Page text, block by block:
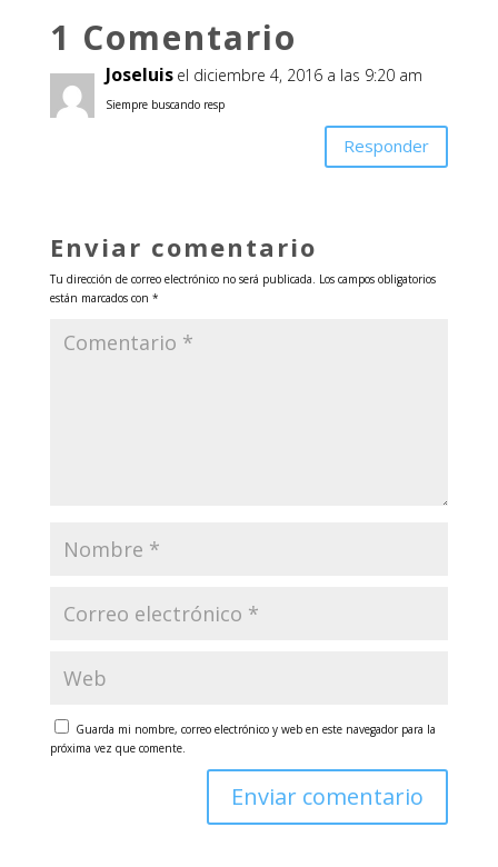
1 Comentario
Joseluis el diciembre 4, 2016 a las 9:20 am
Siempre buscando resp
Responder
Enviar comentario
Tu dirección de correo electrónico no será publicada. Los campos obligatorios
están marcados con *
Guarda mi nombre, correo electrónico y web en este navegador para la
próxima vez que comente.